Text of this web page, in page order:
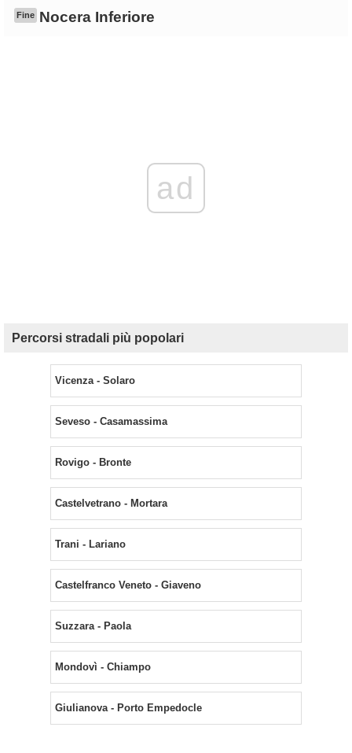
Fine Nocera Inferiore
ad
Percorsi stradali più popolari
Vicenza - Solaro
Seveso - Casamassima
Rovigo - Bronte
Castelvetrano - Mortara
Trani - Lariano
Castelfranco Veneto - Giaveno
Suzzara - Paola
Mondovì - Chiampo
Giulianova - Porto Empedocle